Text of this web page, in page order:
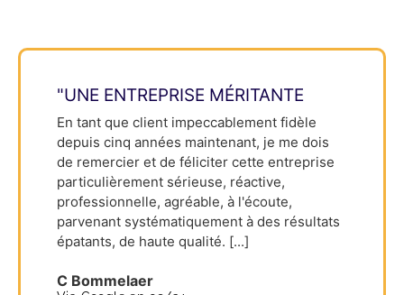
"UNE ENTREPRISE MÉRITANTE
En tant que client impeccablement fidèle
depuis cinq années maintenant, je me dois
de remercier et de féliciter cette entreprise
particulièrement sérieuse, réactive,
professionnelle, agréable, à l'écoute,
parvenant systématiquement à des résultats
épatants, de haute qualité. [...]
C Bommelaer